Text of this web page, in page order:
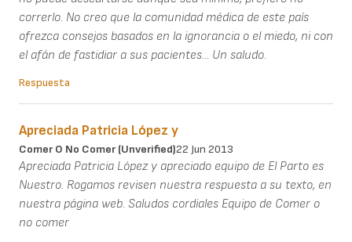
correrlo. No creo que la comunidad médica de este país
ofrezca consejos basados en la ignorancia o el miedo, ni con
el afán de fastidiar a sus pacientes... Un saludo.
Respuesta
Apreciada Patricia López y
Comer O No Comer (unverified)22 Jun 2013
Apreciada Patricia López y apreciado equipo de El Parto es
Nuestro. Rogamos revisen nuestra respuesta a su texto, en
nuestra página web. Saludos cordiales Equipo de Comer o
no comer